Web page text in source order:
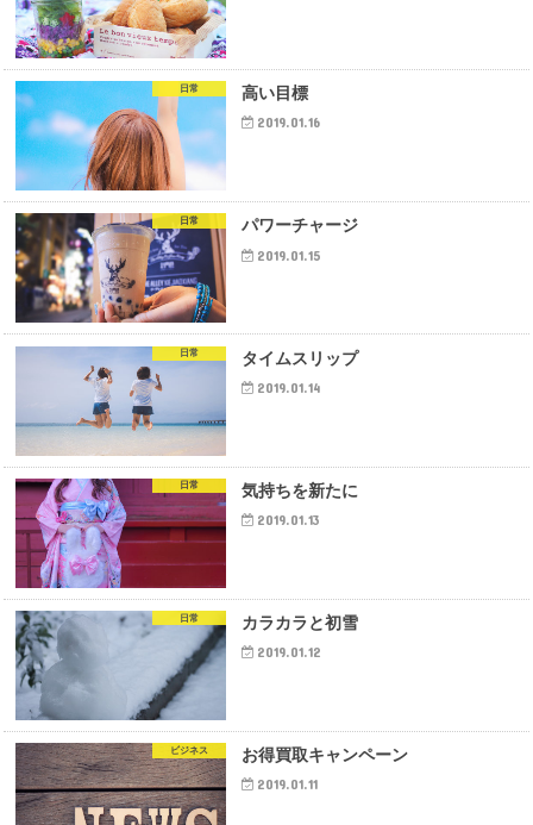
日常 高い目標
2019.01.16
日常 パワーチャージ
2019.01.15
日常 タイムスリップ
2019.01.14
日常 気持ちを新たに
2019.01.13
日常 カラカラと初雪
2019.01.12
ビジネス お得買取キャンペーン
2019.01.11